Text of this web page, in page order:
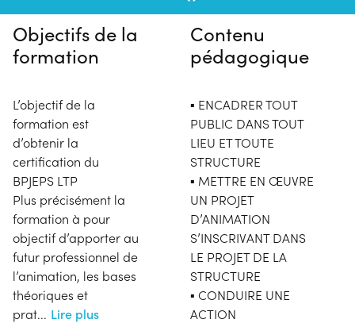
Objectifs de la
formation
L’objectif de la
formation est
d’obtenir la
certification du
BPJEPS LTP
Plus précisément la
formation à pour
objectif d’apporter au
futur professionnel de
l’animation, les bases
théoriques et
prat... Lire plus
Contenu
pédagogique
▪ ENCADRER TOUT
PUBLIC DANS TOUT
LIEU ET TOUTE
STRUCTURE
▪ METTRE EN ŒUVRE
UN PROJET
D’ANIMATION
S’INSCRIVANT DANS
LE PROJET DE LA
STRUCTURE
▪ CONDUIRE UNE
ACTION